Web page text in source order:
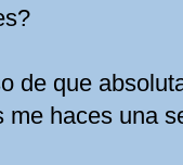
de que
me haces una